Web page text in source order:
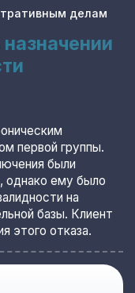
делам
первой группы.
были
однако ему было
на
базы. Клиент
этого отказа.